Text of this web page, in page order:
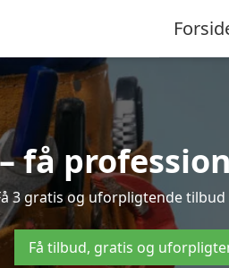
få
3 gratis og uforpligtende
Få tilbud, gratis og